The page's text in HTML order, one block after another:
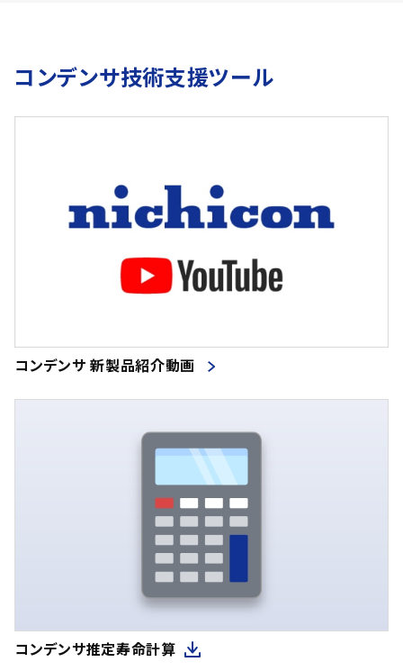
コンデンサ技術支援ツール
コンデンサ 新製品紹介動画
コンデンサ推定寿命計算